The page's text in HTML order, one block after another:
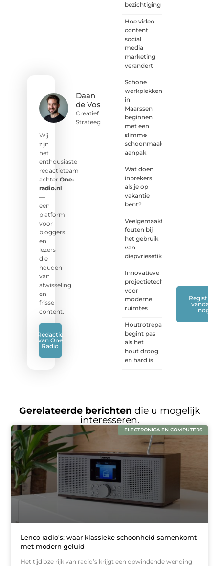
Daan
de Vos
Creatief
Strateeg
Wij
zijn
het
enthousiaste
redactieteam
achter One-
radio.nl
—
een
platform
voor
bloggers
en
lezers
die
houden
van
afwisseling
en
frisse
content.
Redactie
van One
Radio
bezichtiging
Hoe video
content
social
media
marketing
verandert
Schone
werkplekken
in
Maarssen
beginnen
met een
slimme
schoonmaak
aanpak
Wat doen
inbrekers
als je op
vakantie
bent?
Veelgemaakte
fouten bij
het gebruik
van
diepvriesetiketten
Innovatieve
projectietechnieken
voor
moderne
ruimtes
Houtrotreparatie
begint pas
als het
hout droog
en hard is
Registreer
vandaag
nog
Gerelateerde berichten die u mogelijk
interesseren.
ELECTRONICA EN COMPUTERS
Lenco radio's: waar klassieke schoonheid samenkomt
met modern geluid
Het tijdloze rijk van radio’s krijgt een opwindende wending